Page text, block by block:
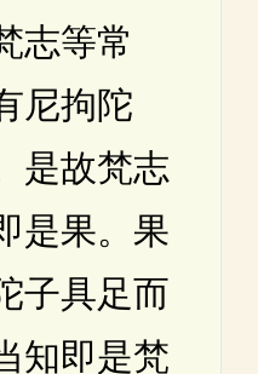
志等常
尼拘陀
是故梵志
是果。果
子具足而
知即是梵